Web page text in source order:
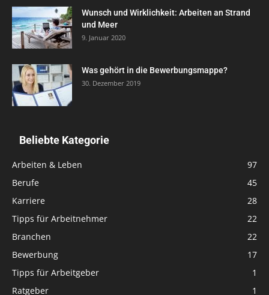
Wunsch und Wirklichkeit: Arbeiten an Strand
und Meer
9. Januar 2020
Was gehört in die Bewerbungsmappe?
30. Dezember 2019
Beliebte Kategorie
Arbeiten & Leben
97
Berufe
45
Karriere
28
Tipps für Arbeitnehmer
22
Branchen
22
Bewerbung
17
Tipps für Arbeitgeber
1
Ratgeber
1